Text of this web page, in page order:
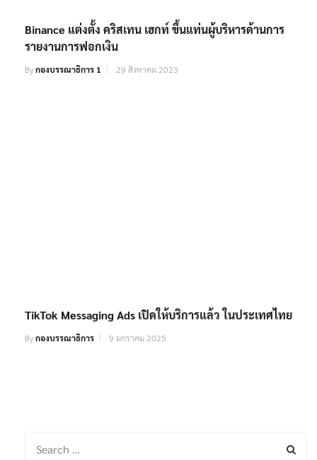
Binance แต่งตั้ง คริสเทน เฮกท์ ขึ้นแท่นผู้บริหารด้านการ
รายงานการฟอกเงิน
Byกองบรรณาธิการ 1 29 สิงหาคม 2023
TikTok Messaging Ads เปิดให้บริการแล้ว ในประเทศไทย
Byกองบรรณาธิการ 9 มกราคม 2025